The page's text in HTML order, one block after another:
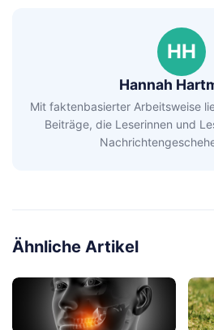
HH
Hannah
Mit faktenbasierter Arbeitsweise
Beiträge, die Leserinnen und
Ähnliche Artikel